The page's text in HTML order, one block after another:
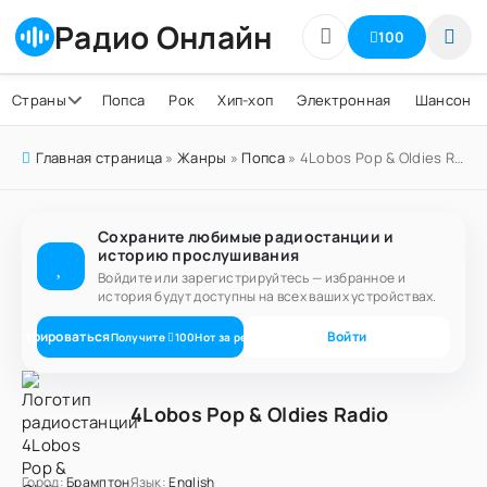
Радио Онлайн 100
Страны Попса Рок Хип-хоп Электронная Шансон
Главная страница »Жанры » Попса» 4Lobos Pop & Oldies Radio
Сохраните любимые радиостанции и
историю прослушивания
Войдите или зарегистрируйтесь — избранное и
история будут доступны на всех ваших устройствах.
Получите 100Нот за регистрацию Войти
4Lobos Pop & Oldies Radio
Город:БрамптонЯзык:English